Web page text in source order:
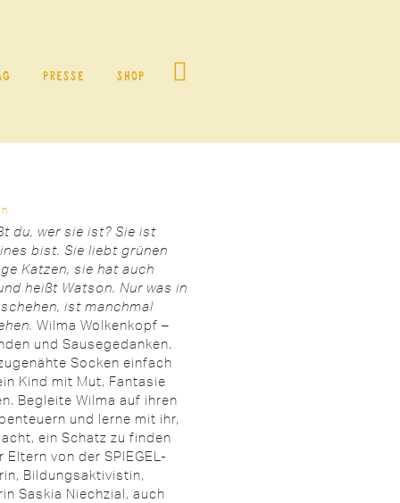
Presse Shop
du, wer sie ist? Sie ist
bist. Sie liebt grünen
Katzen, sie hat auch
heißt Watson. Nur was in
ist manchmal
Wilma Wolkenkopf –
und Sausegedanken.
Socken einfach
Kind mit Mut, Fantasie
Begleite Wilma auf ihren
und lerne mit ihr,
ein Schatz zu finden
von der SPIEGEL-
Bildungsaktivistin,
Saskia Niechzial, auch